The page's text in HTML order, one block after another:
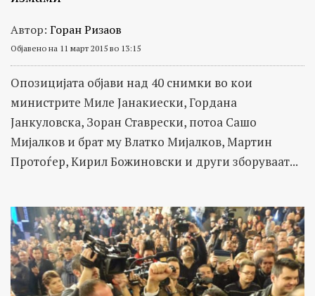
Автор: Горан Ризаов
Објавено на 11 март 2015 во 13:15
Опозицијата објави над 40 снимки во кои
министрите Миле Јанакиески, Гордана
Јанкуловска, Зоран Ставрески, потоа Сашо
Мијалков и брат му Влатко Мијалков, Мартин
Протоѓер, Кирил Божиновски и други зборуваат...